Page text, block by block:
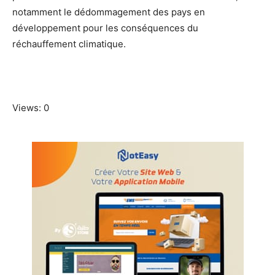
notamment le dédommagement des pays en
développement pour les conséquences du
réchauffement climatique.
Views: 0